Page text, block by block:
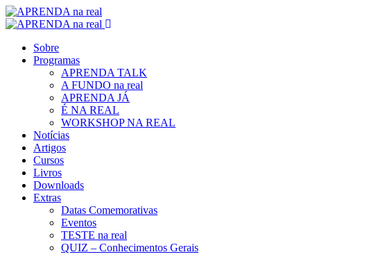
Sobre
Programas
APRENDA TALK
A FUNDO na real
APRENDA JÁ
É NA REAL
WORKSHOP NA REAL
Notícias
Artigos
Cursos
Livros
Downloads
Extras
Datas Comemorativas
Eventos
TESTE na real
QUIZ – Conhecimentos Gerais